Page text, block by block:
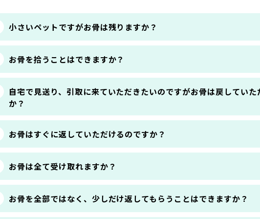
小さいペットですがお骨は残りますか？
お骨を拾うことはできますか？
自宅で見送り、引取に来ていただきたいのですがお骨は戻していた
か？
お骨はすぐに返していただけるのですか？
お骨は全て受け取れますか？
お骨を全部ではなく、少しだけ返してもらうことはできますか？